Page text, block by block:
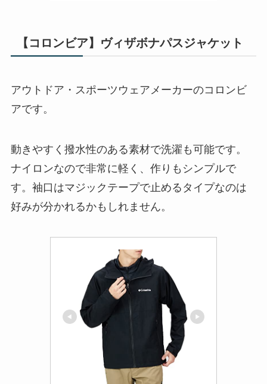
【コロンビア】ヴィザボナパスジャケット
アウトドア・スポーツウェアメーカーのコロンビ
アです。
動きやすく撥水性のある素材で洗濯も可能です。
ナイロンなので非常に軽く、作りもシンプルで
す。袖口はマジックテープで止めるタイプなのは
好みが分かれるかもしれません。